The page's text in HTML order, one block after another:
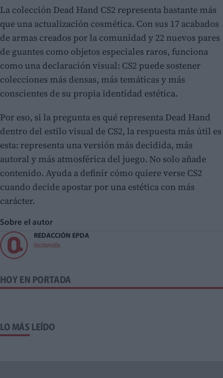
La colección Dead Hand CS2 representa bastante más
que una actualización cosmética. Con sus 17 acabados
de armas creados por la comunidad y 22 nuevos pares
de guantes como objetos especiales raros, funciona
como una declaración visual: CS2 puede sostener
colecciones más densas, más temáticas y más
conscientes de su propia identidad estética.
Por eso, si la pregunta es qué representa Dead Hand
dentro del estilo visual de CS2, la respuesta más útil es
esta: representa una versión más decidida, más
autoral y más atmosférica del juego. No solo añade
contenido. Ayuda a definir cómo quiere verse CS2
cuando decide apostar por una estética con más
carácter.
Sobre el autor
REDACCIÓN EPDA
Ver biografía
HOY EN PORTADA
LO MÁS LEÍDO